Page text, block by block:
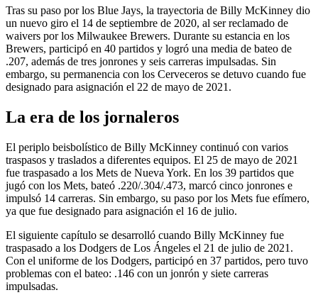
Tras su paso por los Blue Jays, la trayectoria de Billy McKinney dio
un nuevo giro el 14 de septiembre de 2020, al ser reclamado de
waivers por los Milwaukee Brewers. Durante su estancia en los
Brewers, participó en 40 partidos y logró una media de bateo de
.207, además de tres jonrones y seis carreras impulsadas. Sin
embargo, su permanencia con los Cerveceros se detuvo cuando fue
designado para asignación el 22 de mayo de 2021.
La era de los jornaleros
El periplo beisbolístico de Billy McKinney continuó con varios
traspasos y traslados a diferentes equipos. El 25 de mayo de 2021
fue traspasado a los Mets de Nueva York. En los 39 partidos que
jugó con los Mets, bateó .220/.304/.473, marcó cinco jonrones e
impulsó 14 carreras. Sin embargo, su paso por los Mets fue efímero,
ya que fue designado para asignación el 16 de julio.
El siguiente capítulo se desarrolló cuando Billy McKinney fue
traspasado a los Dodgers de Los Ángeles el 21 de julio de 2021.
Con el uniforme de los Dodgers, participó en 37 partidos, pero tuvo
problemas con el bateo: .146 con un jonrón y siete carreras
impulsadas.